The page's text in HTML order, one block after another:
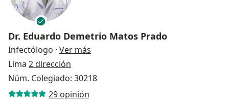
Dr. Eduardo Demetrio Matos Prado
Infectólogo · Ver más
Lima 2 dirección
Núm. Colegiado: 30218
29 opinión